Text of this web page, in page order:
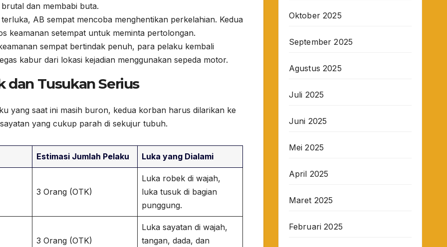
dan membabi buta.
AB sempat mencoba menghentikan perkelahian. Kedua
keamanan setempat untuk meminta pertolongan.
sempat bertindak penuh, para pelaku kembali
kabur dari lokasi kejadian menggunakan sepeda motor.
dan Tusukan Serius
yang saat ini masih buron, kedua korban harus dilarikan ke
yang cukup parah di sekujur tubuh.
Estimasi Jumlah Pelaku Luka yang Dialami
3 Orang (OTK)
Luka robek di wajah,
luka tusuk di bagian
punggung.
3 Orang (OTK)
Luka sayatan di wajah,
tangan, dada, dan
Oktober 2025
September 2025
Agustus 2025
Juli 2025
Juni 2025
Mei 2025
April 2025
Maret 2025
Februari 2025